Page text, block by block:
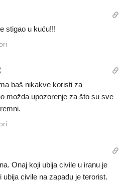
stigao u kuću!!!
baš nikakve koristi za
možda upozorenje za što su sve
Onaj koji ubija civile u iranu je
civile na zapadu je terorist.